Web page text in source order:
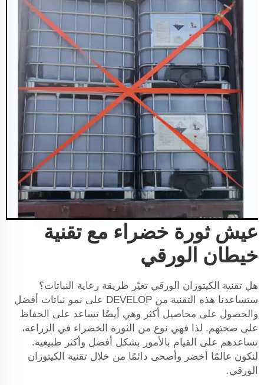
عيش ثورة خضراء مع تقنية
خيطان الورقي
هل تقنية الكيتوزان الورقي تغيّر طريقة رعاية النباتات؟
ستساعدنا هذه التقنية من DEVELOP على نمو نباتات أفضل
والحصول على محاصيل أكثر وهي أيضًا تساعد على الحفاظ
على صحتهم. لذا فهي نوع من الثورة الخضراء في الزراعة،
تساعدهم على القيام بالأمور بشكل أفضل وأكثر طبيعية.
لنكون عالمًا أخضر وأصحى دائمًا من خلال تقنية الكيتوزان
الورقي.